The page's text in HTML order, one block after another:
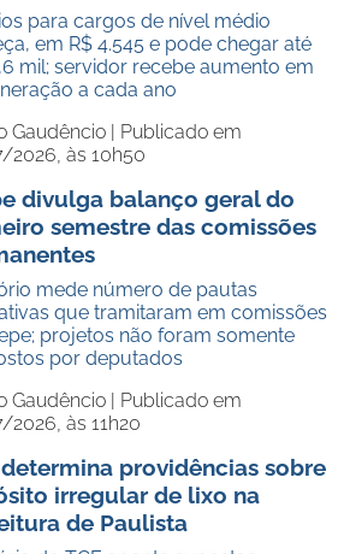
para cargos de nível médio
em R$ 4.545 e pode chegar até
mil; servidor recebe aumento em
a cada ano
Gaudêncio | Publicado em
2026, às 10h50
divulga balanço geral do
semestre das comissões
mede número de pautas
que tramitaram em comissões
projetos não foram somente
por deputados
Gaudêncio | Publicado em
2026, às 11h20
determina providências sobre
irregular de lixo na
de Paulista